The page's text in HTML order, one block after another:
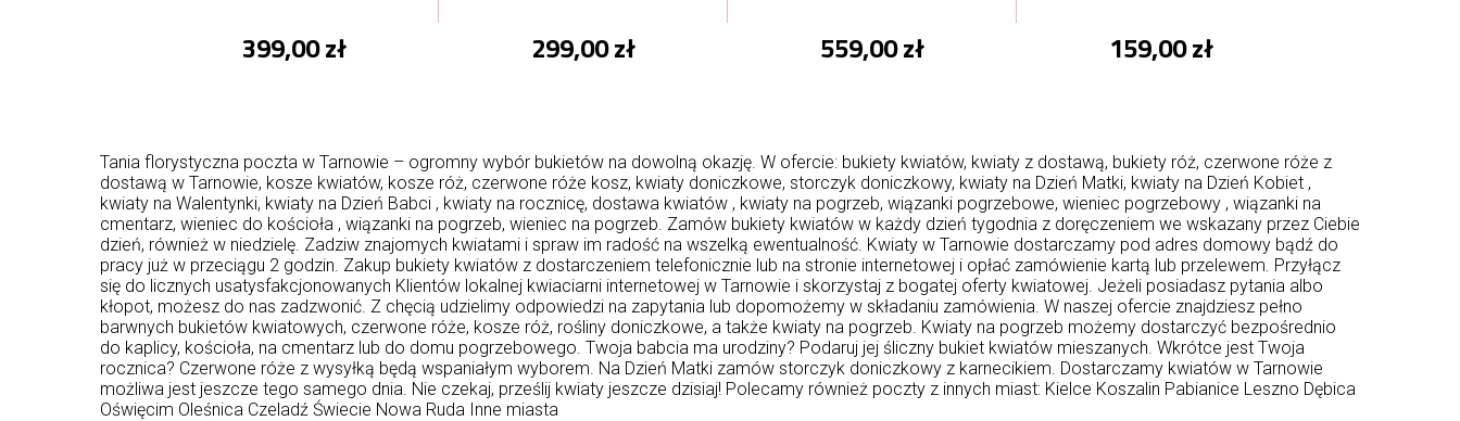
399,00 zł 299,00 zł 559,00 zł 159,00 zł
Tania florystyczna poczta w Tarnowie – ogromny wybór bukietów na dowolną okazję. W ofercie: bukiety kwiatów, kwiaty z dostawą, bukiety róż, czerwone róże z
dostawą w Tarnowie, kosze kwiatów, kosze róż, czerwone róże kosz, kwiaty doniczkowe, storczyk doniczkowy, kwiaty na Dzień Matki, kwiaty na Dzień Kobiet ,
kwiaty na Walentynki, kwiaty na Dzień Babci , kwiaty na rocznicę, dostawa kwiatów , kwiaty na pogrzeb, wiązanki pogrzebowe, wieniec pogrzebowy , wiązanki na
cmentarz, wieniec do kościoła , wiązanki na pogrzeb, wieniec na pogrzeb. Zamów bukiety kwiatów w każdy dzień tygodnia z doręczeniem we wskazany przez Ciebie
dzień, również w niedzielę. Zadziw znajomych kwiatami i spraw im radość na wszelką ewentualność. Kwiaty w Tarnowie dostarczamy pod adres domowy bądź do
pracy już w przeciągu 2 godzin. Zakup bukiety kwiatów z dostarczeniem telefonicznie lub na stronie internetowej i opłać zamówienie kartą lub przelewem. Przyłącz
się do licznych usatysfakcjonowanych Klientów lokalnej kwiaciarni internetowej w Tarnowie i skorzystaj z bogatej oferty kwiatowej. Jeżeli posiadasz pytania albo
kłopot, możesz do nas zadzwonić. Z chęcią udzielimy odpowiedzi na zapytania lub dopomożemy w składaniu zamówienia. W naszej ofercie znajdziesz pełno
barwnych bukietów kwiatowych, czerwone róże, kosze róż, rośliny doniczkowe, a także kwiaty na pogrzeb. Kwiaty na pogrzeb możemy dostarczyć bezpośrednio
do kaplicy, kościoła, na cmentarz lub do domu pogrzebowego. Twoja babcia ma urodziny? Podaruj jej śliczny bukiet kwiatów mieszanych. Wkrótce jest Twoja
rocznica? Czerwone róże z wysyłką będą wspaniałym wyborem. Na Dzień Matki zamów storczyk doniczkowy z karnecikiem. Dostarczamy kwiatów w Tarnowie
możliwa jest jeszcze tego samego dnia. Nie czekaj, prześlij kwiaty jeszcze dzisiaj! Polecamy również poczty z innych miast: Kielce Koszalin Pabianice Leszno Dębica
Oświęcim Oleśnica Czeladź Świecie Nowa Ruda Inne miasta